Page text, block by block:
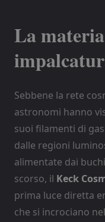
La
Sebbene la rete
astronomi hanno
suoi filamenti di
dalle regioni
alimentate dai
scorso, il Keck
prima luce diretta
che si incrociano